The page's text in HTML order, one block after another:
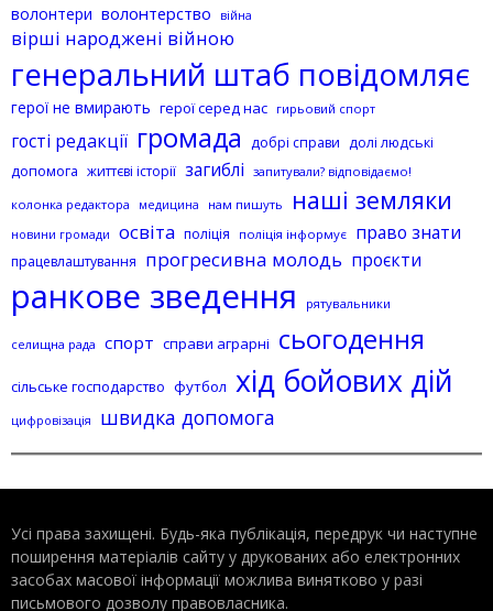
волонтери волонтерство війна
вірші народжені війною
генеральний штаб повідомляє
герої не вмирають герої серед нас гирьовий спорт
гості редакції громада добрі справи долі людські
допомога життєві історії загиблі запитували? відповідаємо!
колонка редактора
медицина нам пишуть наші земляки
новини громади освіта поліція поліція інформує право знати
працевлаштування прогресивна молодь проєкти
ранкове зведення рятувальники
селищна рада спорт справи аграрні сьогодення
сільське господарство футбол хід бойових дій
цифровізація швидка допомога
Усі права захищені. Будь-яка публiкацiя, передрук чи наступне
поширення матеріалів сайту у друкованих або електронних
засобах масової інформації можлива винятково у разі
письмового дозволу правовласника.